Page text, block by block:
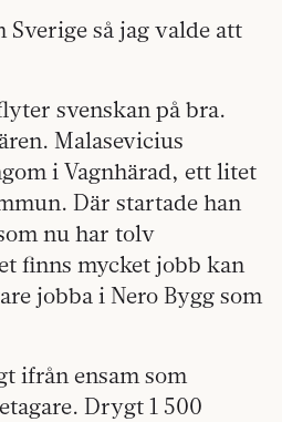
Sverige så jag valde att
svenskan på bra.
Malasevicius
i Vagnhärad, ett litet
Där startade han
nu har tolv
finns mycket jobb kan
jobba i Nero Bygg som
ifrån ensam som
Drygt 1 500